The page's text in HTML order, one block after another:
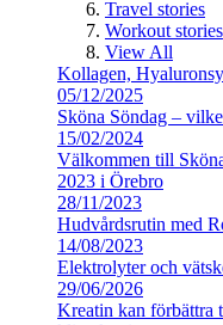
Travel stories
Workout stories
View All
Kollagen,
05/12/2025
Sköna Söndag –
15/02/2024
Välkommen till
2023 i Örebro
28/11/2023
Hudvårdsrutin med
14/08/2023
Elektrolyter och
29/06/2026
Kreatin kan förbättra